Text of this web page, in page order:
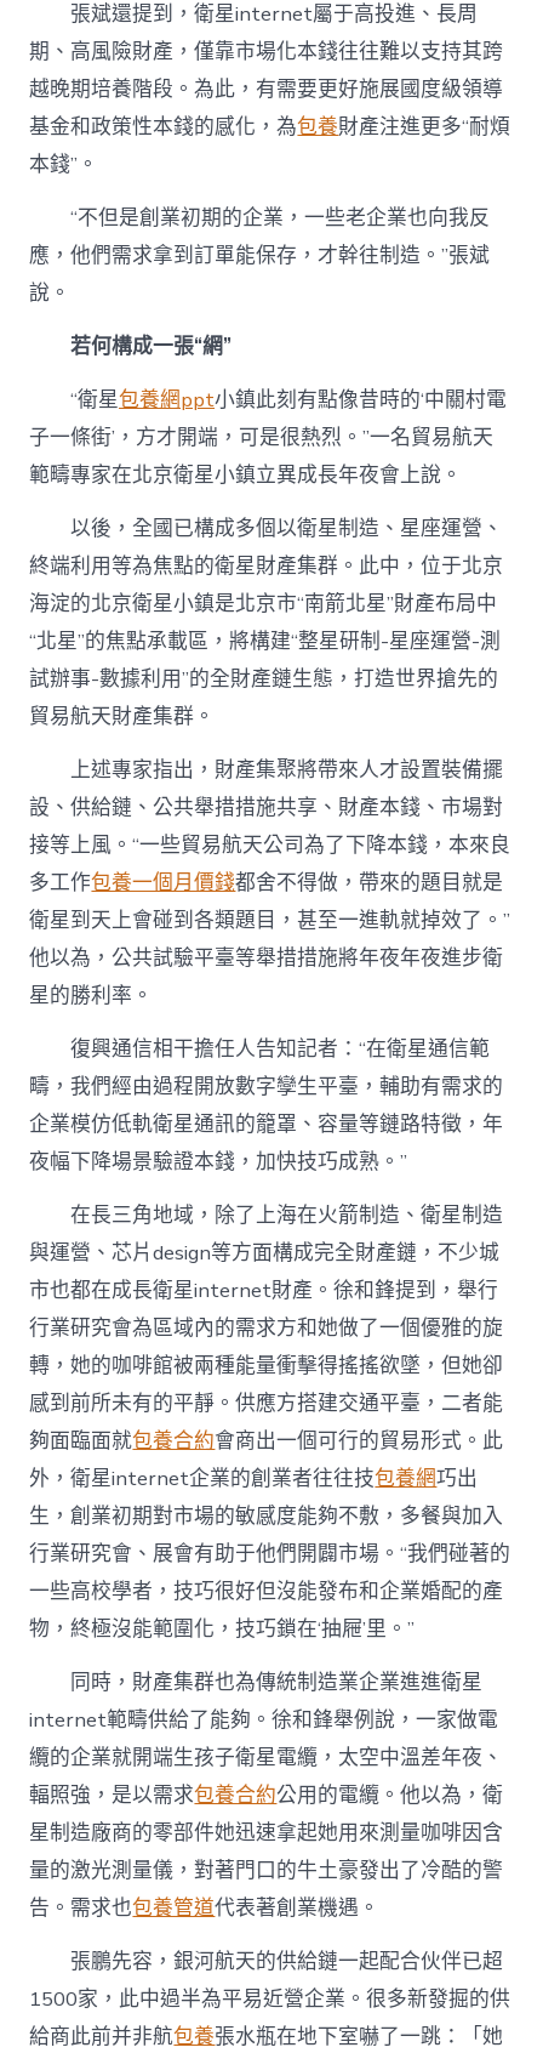
張斌還提到，衛星internet屬于高投進、長周
期、高風險財產，僅靠市場化本錢往往難以支持其跨
越晚期培養階段。為此，有需要更好施展國度級領導
基金和政策性本錢的感化，為包養財產注進更多“耐煩
本錢”。
“不但是創業初期的企業，一些老企業也向我反
應，他們需求拿到訂單能保存，才幹往制造。”張斌
說。
若何構成一張“網”
“衛星包養網ppt小鎮此刻有點像昔時的‘中關村電
子一條街’，方才開端，可是很熱烈。”一名貿易航天
範疇專家在北京衛星小鎮立異成長年夜會上說。
以後，全國已構成多個以衛星制造、星座運營、
終端利用等為焦點的‌衛星財產集群。此中，位于北京
海淀的北京衛星小鎮是北京市“南箭北星”財產布局中
“北星”的焦點承載區，將構建“整星研制-星座運營-測
試辦事-數據利用”的全財產鏈生態，打造世界搶先的
貿易航天財產集群。
上述專家指出，財產集聚將帶來人才設置裝備擺
設、供給鏈、公共舉措措施共享、財產本錢、市場對
接等上風。“一些貿易航天公司為了下降本錢，本來良
多工作包養一個月價錢都舍不得做，帶來的題目就是
衛星到天上會碰到各類題目，甚至一進軌就掉效了。”
他以為，公共試驗平臺等舉措措施將年夜年夜進步衛
星的勝利率。
復興通信相干擔任人告知記者：“在衛星通信範
疇，我們經由過程開放數字孿生平臺，輔助有需求的
企業模仿低軌衛星通訊的籠罩、容量等鏈路特徵，年
夜幅下降場景驗證本錢，加快技巧成熟。”
在長三角地域，除了上海在火箭制造、衛星制造
與運營、芯片design等方面構成完全財產鏈，不少城
市也都在成長衛星internet財產。徐和鋒提到，舉行
行業研究會為區域內的需求方和她做了一個優雅的旋
轉，她的咖啡館被兩種能量衝擊得搖搖欲墜，但她卻
感到前所未有的平靜。供應方搭建交通平臺，二者能
夠面臨面就包養合約會商出一個可行的貿易形式。此
外，衛星internet企業的創業者往往技包養網巧出
生，創業初期對市場的敏感度能夠不敷，多餐與加入
行業研究會、展會有助于他們開闢市場。“我們碰著的
一些高校學者，技巧很好但沒能發布和企業婚配的產
物，終極沒能範圍化，技巧鎖在‘抽屜’里。”
同時，財產集群也為傳統制造業企業進進衛星
internet範疇供給了能夠。徐和鋒舉例說，一家做電
纜的企業就開端生孩子衛星電纜，太空中溫差年夜、
輻照強，是以需求包養合約公用的電纜。他以為，衛
星制造廠商的零部件她迅速拿起她用來測量咖啡因含
量的激光測量儀，對著門口的牛土豪發出了冷酷的警
告。需求也包養管道代表著創業機遇。
張鵬先容，銀河航天的供給鏈一起配合伙伴已超
1500家，此中過半為平易近營企業。很多新發掘的供
給商此前并非航包養張水瓶在地下室嚇了一跳：「她